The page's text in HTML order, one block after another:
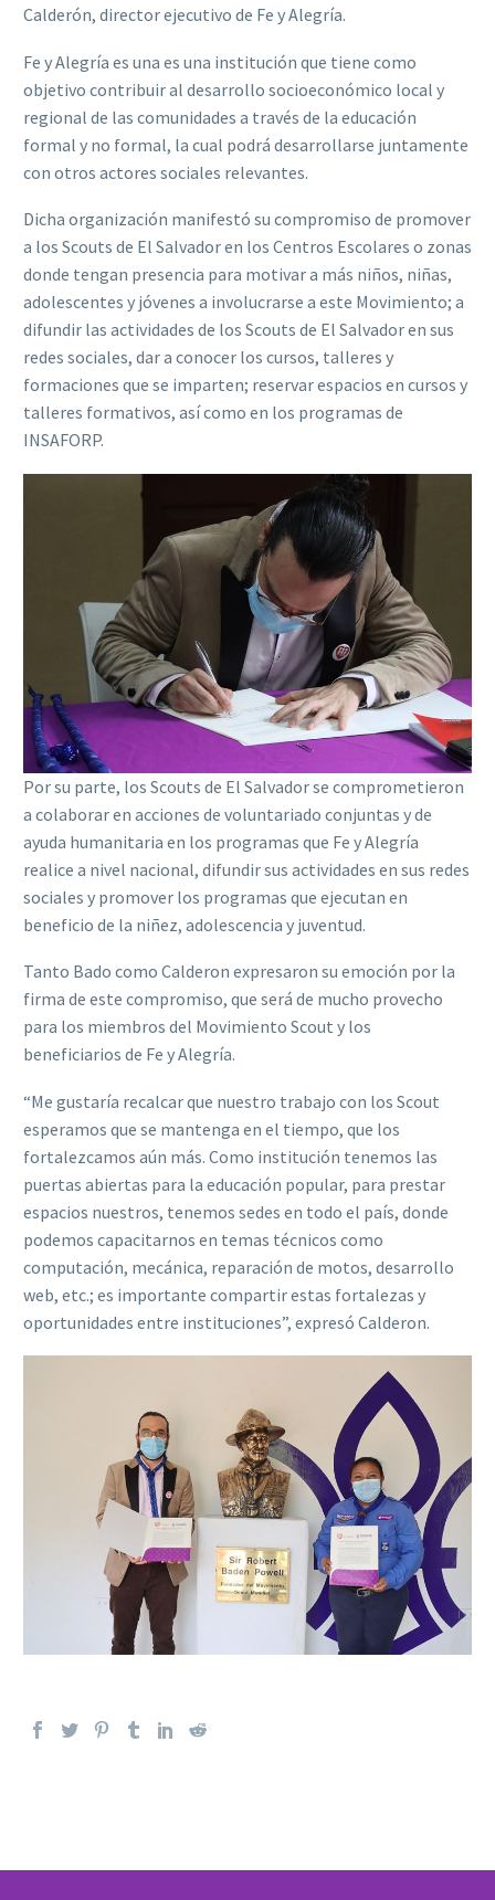
Calderón, director ejecutivo de Fe y Alegría.
Fe y Alegría es una es una institución que tiene como
objetivo contribuir al desarrollo socioeconómico local y
regional de las comunidades a través de la educación
formal y no formal, la cual podrá desarrollarse juntamente
con otros actores sociales relevantes.
Dicha organización manifestó su compromiso de promover
a los Scouts de El Salvador en los Centros Escolares o zonas
donde tengan presencia para motivar a más niños, niñas,
adolescentes y jóvenes a involucrarse a este Movimiento; a
difundir las actividades de los Scouts de El Salvador en sus
redes sociales, dar a conocer los cursos, talleres y
formaciones que se imparten; reservar espacios en cursos y
talleres formativos, así como en los programas de
INSAFORP.
Por su parte, los Scouts de El Salvador se comprometieron
a colaborar en acciones de voluntariado conjuntas y de
ayuda humanitaria en los programas que Fe y Alegría
realice a nivel nacional, difundir sus actividades en sus redes
sociales y promover los programas que ejecutan en
beneficio de la niñez, adolescencia y juventud.
Tanto Bado como Calderon expresaron su emoción por la
firma de este compromiso, que será de mucho provecho
para los miembros del Movimiento Scout y los
beneficiarios de Fe y Alegría.
“Me gustaría recalcar que nuestro trabajo con los Scout
esperamos que se mantenga en el tiempo, que los
fortalezcamos aún más. Como institución tenemos las
puertas abiertas para la educación popular, para prestar
espacios nuestros, tenemos sedes en todo el país, donde
podemos capacitarnos en temas técnicos como
computación, mecánica, reparación de motos, desarrollo
web, etc.; es importante compartir estas fortalezas y
oportunidades entre instituciones”, expresó Calderon.